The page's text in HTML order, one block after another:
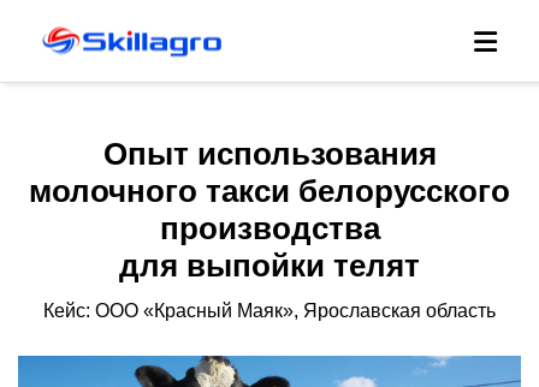
Опыт использования
молочного такси белорусского
производства
для выпойки телят
Кейс: ООО «Красный Маяк», Ярославская область